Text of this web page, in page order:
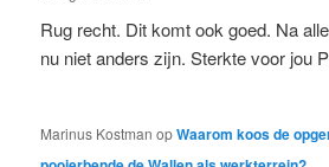
Rug recht. Dit komt ook goed. Na
nu niet anders zijn. Sterkte voor jou
Marinus Kostman opWaarom koos de